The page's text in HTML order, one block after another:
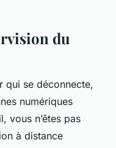
du
qui se déconnecte,
numériques
vous n’êtes pas
à distance